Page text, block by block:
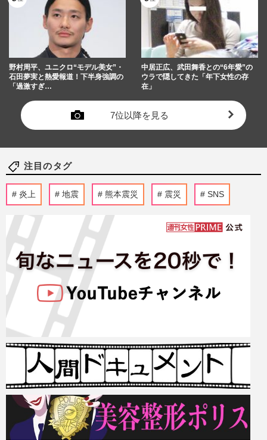
野村周平、ユニクロ“モデル美女”・
石田夢実と熱愛報道！下半身強調の
「過激すぎ…
中居正広、武田舞香との“6年愛”の
ウラで隠してきた「年下女性の存
在」
7位以降を見る
注目のタグ
炎上 地震 熊本震災 震災 SNS